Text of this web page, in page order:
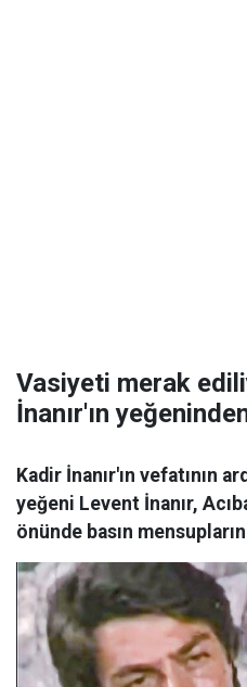
Vasiyeti merak
İnanır'ın
Kadir İnanır'ın vefatının
yeğeni Levent İnanır,
önünde basın